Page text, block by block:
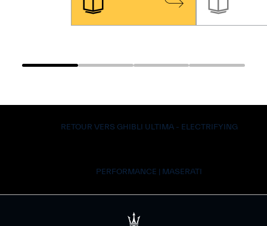
RETOUR VERS GHIBLI ULTIMA - ELECTRIFYING
PERFORMANCE | MASERATI